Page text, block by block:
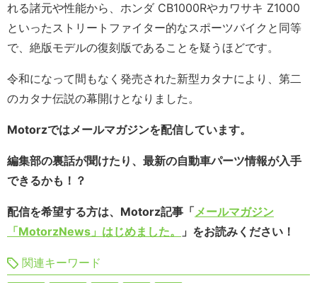
れる諸元や性能から、ホンダ CB1000Rやカワサキ Z1000
といったストリートファイター的なスポーツバイクと同等
で、絶版モデルの復刻版であることを疑うほどです。
令和になって間もなく発売された新型カタナにより、第二
のカタナ伝説の幕開けとなりました。
Motorzではメールマガジンを配信しています。
編集部の裏話が聞けたり、最新の自動車パーツ情報が入手
できるかも！？
配信を希望する方は、Motorz記事「メールマガジン
「MotorzNews」はじめました。
」をお読みください！
関連キーワード